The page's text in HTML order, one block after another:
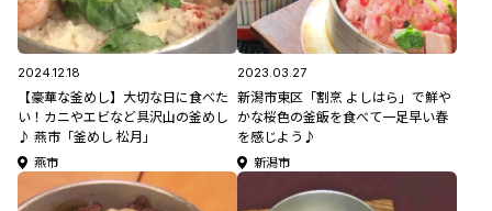
2024.12.18
【豪華な釜めし】大切な日に食べた
い！カニやエビなど具沢山の釜めし
♪ 燕市「釜めし 松月」
燕市
2023.03.27
新潟市東区「割烹 よしはら」で鮮や
かな桜色の釜飯を食べて一足早い春
を感じよう♪
新潟市